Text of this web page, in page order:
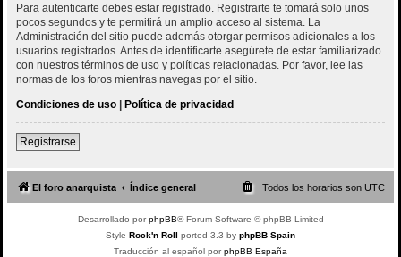
Para autenticarte debes estar registrado. Registrarte te tomará solo unos
pocos segundos y te permitirá un amplio acceso al sistema. La
Administración del sitio puede además otorgar permisos adicionales a los
usuarios registrados. Antes de identificarte asegúrete de estar familiarizado
con nuestros términos de uso y políticas relacionadas. Por favor, lee las
normas de los foros mientras navegas por el sitio.
Condiciones de uso | Política de privacidad
Registrarse
El foro anarquista Índice general Todos los horarios son UTC
Desarrollado porphpBB® Forum Software © phpBB Limited
Style Rock'n Roll ported 3.3 by phpBB Spain
Traducción al español porphpBB España